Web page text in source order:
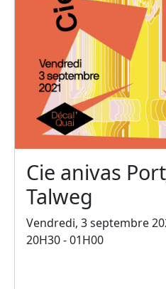
Cie anivas
Talweg
Vendredi, 3 septembre
20H30 - 01H00